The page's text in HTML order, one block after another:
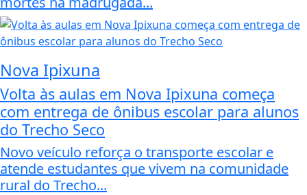
Nova Ipixuna
Volta às aulas em Nova Ipixuna começa
com entrega de ônibus escolar para alunos
do Trecho Seco
Novo veículo reforça o transporte escolar e
atende estudantes que vivem na comunidade
rural do Trecho...